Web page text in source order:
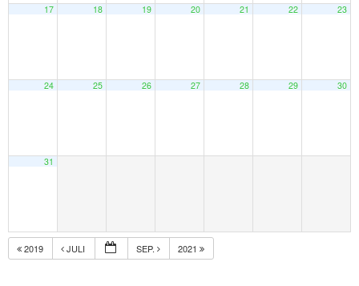
17 18 19 20 21 22 23
24 25 26 27 28 29 30
31
2019 JULI SEP. 2021